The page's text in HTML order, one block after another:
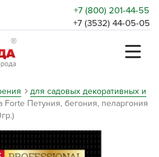
+7 (800) 201-44-55
+7 (3532) 44-05-05
для садовых декоративных и
Forte Петуния, бегония, пеларгония